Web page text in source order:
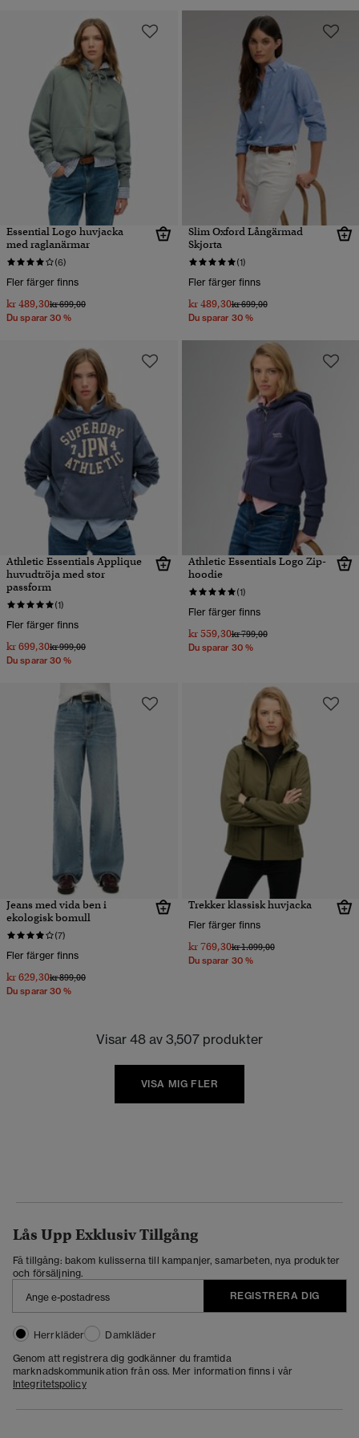
Essential Logo huvjacka
med raglanärmar
(6)
Fler färger finns
kr 489,30Pris reducerat från
kr 699,00till
Du sparar 30 %
Slim Oxford Långärmad
Skjorta
(1)
Fler färger finns
kr 489,30Pris reducerat från
kr 699,00till
Du sparar 30 %
Athletic Essentials Applique
huvudtröja med stor
passform
(1)
Fler färger finns
kr 699,30Pris reducerat från
kr 999,00till
Du sparar 30 %
Athletic Essentials Logo Zip-
hoodie
(1)
Fler färger finns
kr 559,30Pris reducerat från
kr 799,00till
Du sparar 30 %
Jeans med vida ben i
ekologisk bomull
(7)
Fler färger finns
kr 629,30Pris reducerat från
kr 899,00till
Du sparar 30 %
Trekker klassisk huvjacka
Fler färger finns
kr 769,30Pris reducerat från
kr 1.099,00till
Du sparar 30 %
Visar 48 av 3,507 produkter
VISA MIG FLER
Lås Upp Exklusiv Tillgång
Få tillgång: bakom kulisserna till kampanjer, samarbeten, nya produkter
och försäljning.
REGISTRERA DIG
Herrkläder
Damkläder
Genom att registrera dig godkänner du framtida
marknadskommunikation från oss. Mer information finns i vår
Integritetspolicy